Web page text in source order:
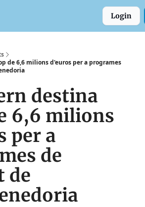
Login
de 6,6 milions d'euros per a programes
destina
6,6 milions
per a
de
de